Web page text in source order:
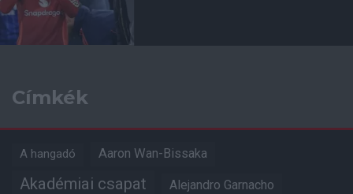
Címkék
A hangadó Aaron Wan-Bissaka
Akadémiai csapat Alejandro Garnacho